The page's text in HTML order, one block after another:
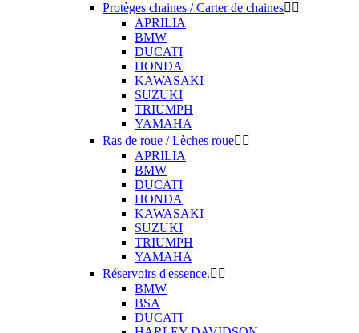
Protèges chaines / Carter de chaines 
APRILIA
BMW
DUCATI
HONDA
KAWASAKI
SUZUKI
TRIUMPH
YAMAHA
Ras de roue / Lèches roue 
APRILIA
BMW
DUCATI
HONDA
KAWASAKI
SUZUKI
TRIUMPH
YAMAHA
Réservoirs d'essence. 
BMW
BSA
DUCATI